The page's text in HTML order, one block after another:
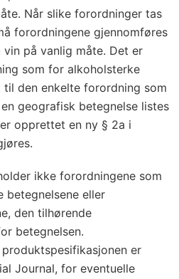
Når slike forordninger tas
forordningene gjennomføres
på vanlig måte. Det er
som for alkoholsterke
den enkelte forordning som
geografisk betegnelse listes
opprettet en ny § 2a i
ikke forordningene som
betegnelsene eller
den tilhørende
betegnelsen.
er
Journal, for eventuelle